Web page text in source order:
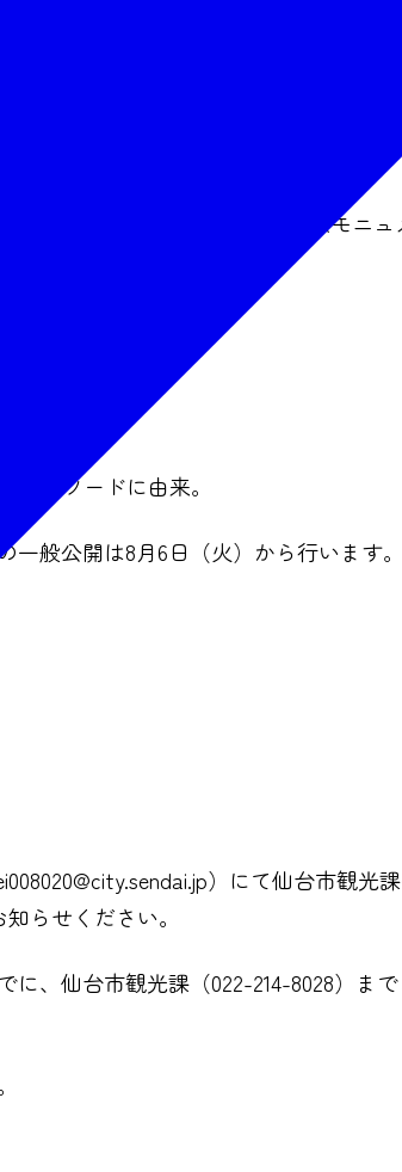
んだ・ひろゆき）氏、市長
下ろしイラストを使用した記念モニュ
ピソードに由来。
般公開は8月6日（火）から行います。
）にて仙台市観
らせください。
に、仙台市観光課（022-214-8028）ま